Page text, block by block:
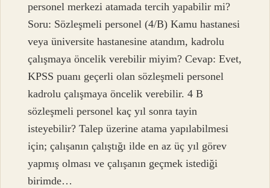
personel merkezi atamada tercih yapabilir mi?
Soru: Sözleşmeli personel (4/B) Kamu hastanesi
veya üniversite hastanesine atandım, kadrolu
çalışmaya öncelik verebilir miyim? Cevap: Evet,
KPSS puanı geçerli olan sözleşmeli personel
kadrolu çalışmaya öncelik verebilir. 4 B
sözleşmeli personel kaç yıl sonra tayin
isteyebilir? Talep üzerine atama yapılabilmesi
için; çalışanın çalıştığı ilde en az üç yıl görev
yapmış olması ve çalışanın geçmek istediği
birimde…